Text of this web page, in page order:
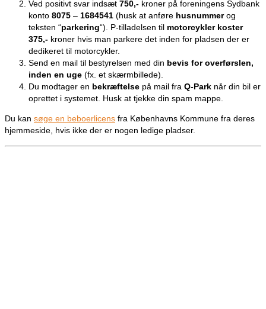
Ved positivt svar indsæt 750,- kroner på foreningens Sydbank
konto 8075 – 1684541 (husk at anføre husnummerog
teksten “parkering“). P-tilladelsen til motorcykler koster
375,- kroner hvis man parkere det inden for pladsen der er
dedikeret til motorcykler.
Send en mail til bestyrelsen med din bevis for overførslen,
inden en uge (fx. et skærmbillede).
Du modtager en bekræftelse på mail fra Q-Park når din bil er
oprettet i systemet. Husk at tjekke din spam mappe.
Du kan søge en beboerlicens fra Københavns Kommune fra deres
hjemmeside, hvis ikke der er nogen ledige pladser.